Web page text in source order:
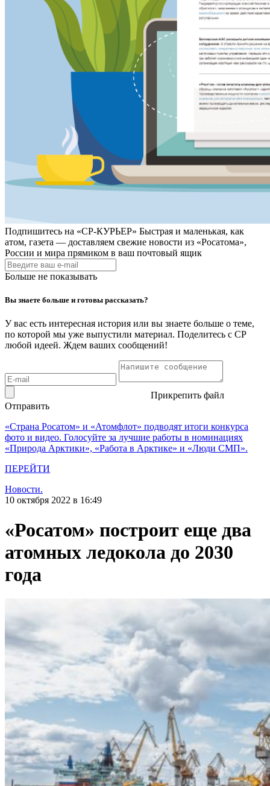
Подпишитесь на «СР-КУРЬЕР» Быстрая и маленькая, как
атом, газета — доставляем свежие новости из «Росатома»,
России и мира прямиком в ваш почтовый ящик
Больше не показывать
Вы знаете больше и готовы рассказать?
У вас есть интересная история или вы знаете больше о теме,
по которой мы уже выпустили материал. Поделитесь с СР
любой идеей. Ждем ваших сообщений!
Прикрепить файл
Отправить
«Страна Росатом» и «Атомфлот» подводят итоги конкурса
фото и видео. Голосуйте за лучшие работы в номинациях
«Природа Арктики», «Работа в Арктике» и «Люди СМП».
ПЕРЕЙТИ
Новости.
10 октября 2022 в 16:49
«Росатом» построит еще два
атомных ледокола до 2030
года